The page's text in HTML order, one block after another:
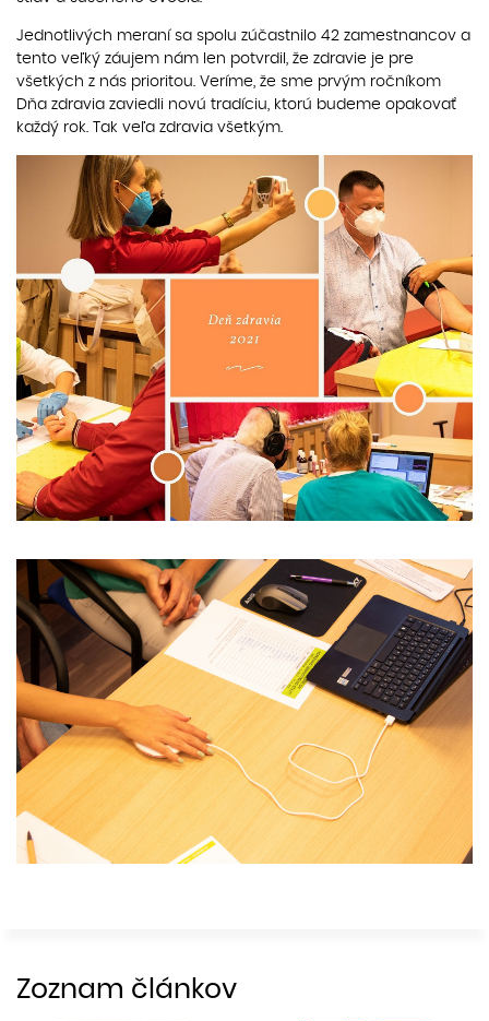
Jednotlivých meraní sa spolu zúčastnilo 42 zamestnancov a
tento veľký záujem nám len potvrdil, že zdravie je pre
všetkých z nás prioritou. Veríme, že sme prvým ročníkom
Dňa zdravia zaviedli novú tradíciu, ktorú budeme opakovať
každý rok. Tak veľa zdravia všetkým.
Zoznam článkov